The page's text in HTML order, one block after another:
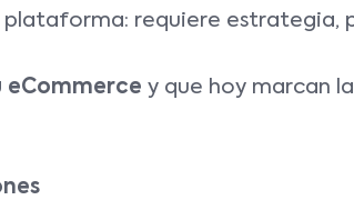
requiere estrategia,
eCommerce y que hoy marcan